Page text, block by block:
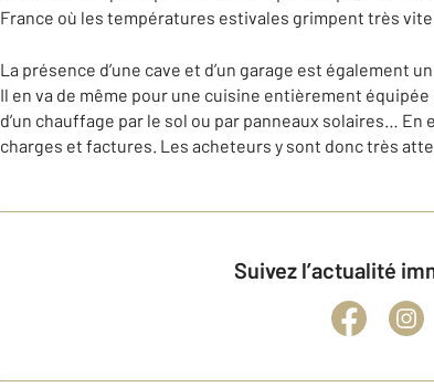
France où les températures estivales grimpent très
La présence d’une cave et d’un garage est
Il en va de même pour une cuisine entièrement
d’un chauffage par le sol ou par panneaux solaires…
charges et factures. Les acheteurs y sont donc très
Suivez l’actualité